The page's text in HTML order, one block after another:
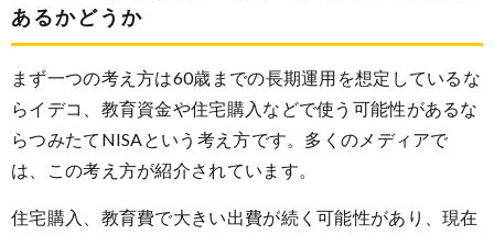
あるかどうか
まず一つの考え方は60歳までの長期運用を想定しているな
らイデコ、教育資金や住宅購入などで使う可能性があるな
らつみたてNISAという考え方です。多くのメディアで
は、この考え方が紹介されています。
住宅購入、教育費で大きい出費が続く可能性があり、現在